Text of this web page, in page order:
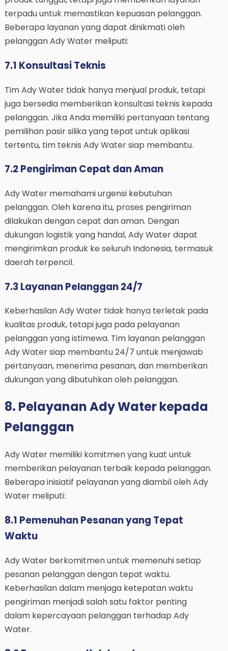
terpadu untuk memastikan kepuasan pelanggan.
Beberapa layanan yang dapat dinikmati oleh
pelanggan Ady Water meliputi:
7.1 Konsultasi Teknis
Tim Ady Water tidak hanya menjual produk, tetapi
juga bersedia memberikan konsultasi teknis kepada
pelanggan. Jika Anda memiliki pertanyaan tentang
pemilihan pasir silika yang tepat untuk aplikasi
tertentu, tim teknis Ady Water siap membantu.
7.2 Pengiriman Cepat dan Aman
Ady Water memahami urgensi kebutuhan
pelanggan. Oleh karena itu, proses pengiriman
dilakukan dengan cepat dan aman. Dengan
dukungan logistik yang handal, Ady Water dapat
mengirimkan produk ke seluruh Indonesia, termasuk
daerah terpencil.
7.3 Layanan Pelanggan 24/7
Keberhasilan Ady Water tidak hanya terletak pada
kualitas produk, tetapi juga pada pelayanan
pelanggan yang istimewa. Tim layanan pelanggan
Ady Water siap membantu 24/7 untuk menjawab
pertanyaan, menerima pesanan, dan memberikan
dukungan yang dibutuhkan oleh pelanggan.
8. Pelayanan Ady Water kepada
Pelanggan
Ady Water memiliki komitmen yang kuat untuk
memberikan pelayanan terbaik kepada pelanggan.
Beberapa inisiatif pelayanan yang diambil oleh Ady
Water meliputi:
8.1 Pemenuhan Pesanan yang Tepat
Waktu
Ady Water berkomitmen untuk memenuhi setiap
pesanan pelanggan dengan tepat waktu.
Keberhasilan dalam menjaga ketepatan waktu
pengiriman menjadi salah satu faktor penting
dalam kepercayaan pelanggan terhadap Ady
Water.